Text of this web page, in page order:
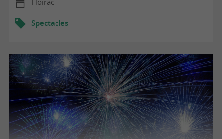
Floirac
Spectacles